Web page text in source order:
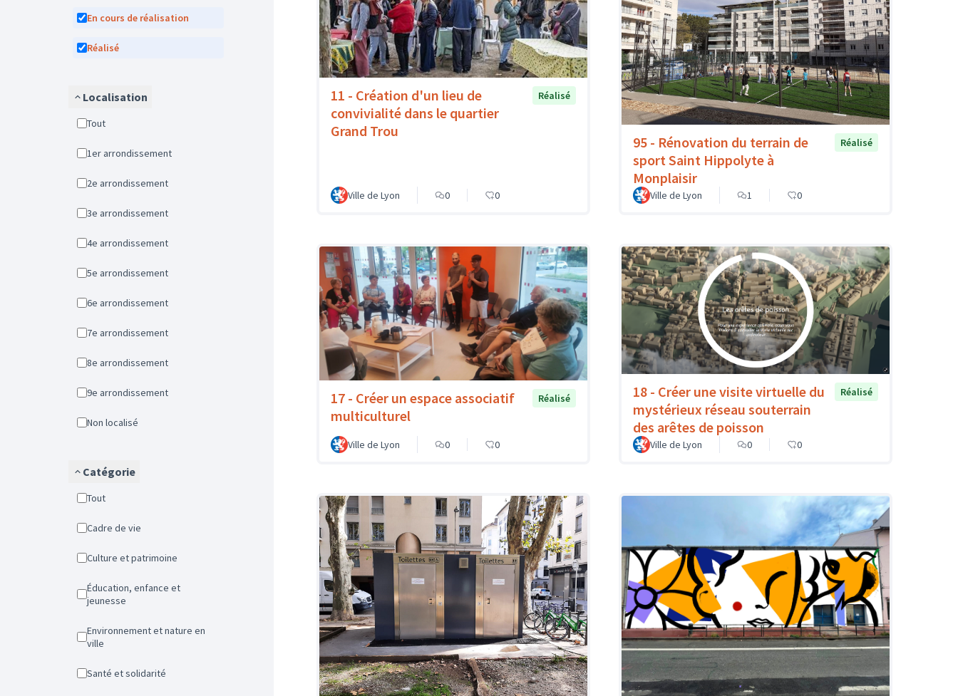
En cours de réalisation
Réalisé
Localisation
Tout
1er arrondissement
2e arrondissement
3e arrondissement
4e arrondissement
5e arrondissement
6e arrondissement
7e arrondissement
8e arrondissement
9e arrondissement
Non localisé
Catégorie
Tout
Cadre de vie
Culture et patrimoine
Éducation, enfance et
jeunesse
Environnement et nature en
ville
Santé et solidarité
11 - Création d'un lieu de
convivialité dans le quartier
Grand Trou
Réalisé
Ville de Lyon 0 0
95 - Rénovation du terrain de
sport Saint Hippolyte à
Monplaisir
Réalisé
Ville de Lyon 1 0
17 - Créer un espace associatif
multiculturel
Réalisé
Ville de Lyon 0 0
18 - Créer une visite virtuelle du
mystérieux réseau souterrain
des arêtes de poisson
Réalisé
Ville de Lyon 0 0